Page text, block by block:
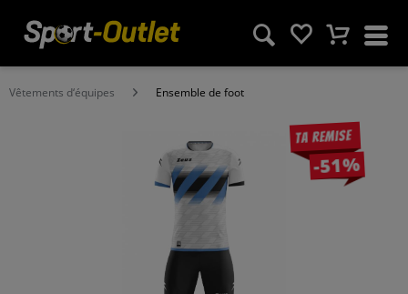
Vêtements d‘équipes Ensemble de foot
Ta remise
-51%